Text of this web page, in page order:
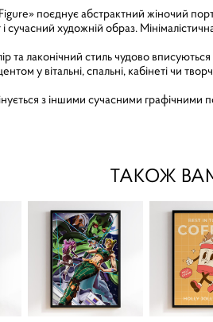
поєднує абстрактний жіночий
сучасний художній образ.
та лаконічний стиль чудово
у вітальні, спальні, кабінеті чи
з іншими сучасними графічними
ТАКОЖ